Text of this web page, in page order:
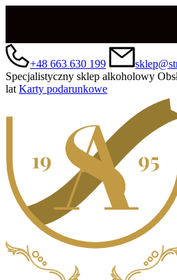
+48 663 630 199
Specjalistyczny sklep alkoholowy
lat Karty podarunkowe